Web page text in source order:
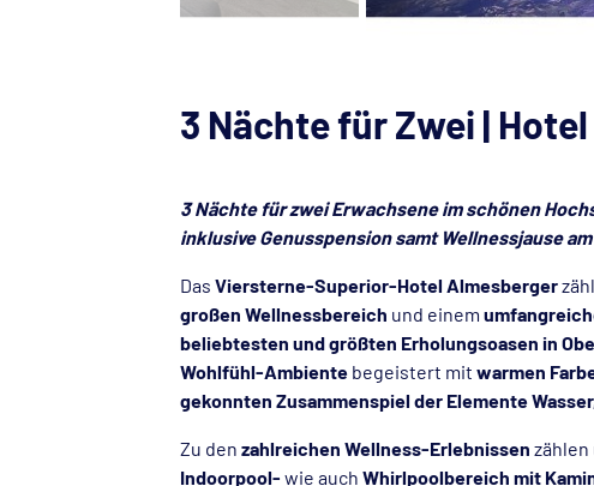
3 Nächte für Zwei |
3 Nächte für zwei Erwachsene im schönen
inklusive Genusspension samt Wellnessjause
Das Viersterne-Superior-Hotel Almesberger
großen Wellnessbereich und einem
beliebtesten und größten Erholungsoasen in
Wohlfühl-Ambiente begeistert mit warmen
gekonnten Zusammenspiel der Elemente
Zu den zahlreichen Wellness-Erlebnissen
Indoorpool- wie auch Whirlpoolbereich mit